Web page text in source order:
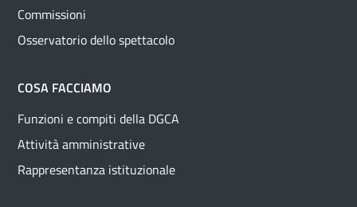
Commissioni
Osservatorio dello spettacolo
COSA FACCIAMO
Funzioni e compiti della DGCA
Attività amministrative
Rappresentanza istituzionale